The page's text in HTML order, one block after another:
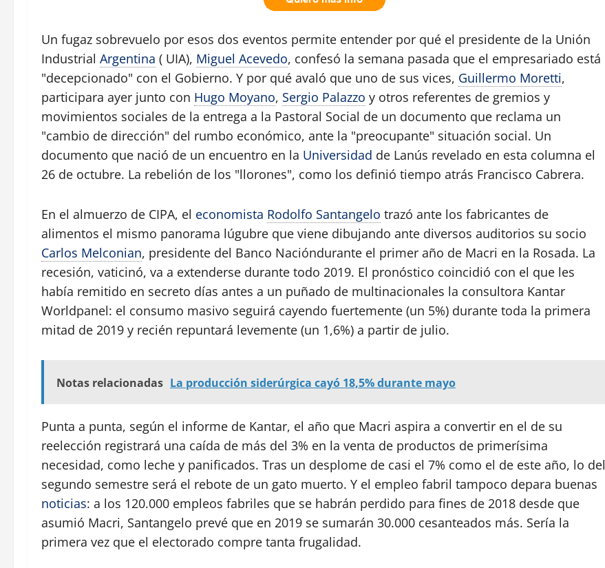
Un fugaz sobrevuelo por esos dos eventos permite entender por qué el presidente de la Unión
Industrial Argentina ( UIA), Miguel Acevedo, confesó la semana pasada que el empresariado está
"decepcionado" con el Gobierno. Y por qué avaló que uno de sus vices, Guillermo Moretti,
participara ayer junto con Hugo Moyano, Sergio Palazzo y otros referentes de gremios y
movimientos sociales de la entrega a la Pastoral Social de un documento que reclama un
"cambio de dirección" del rumbo económico, ante la "preocupante" situación social. Un
documento que nació de un encuentro en la Universidad de Lanús revelado en esta columna el
26 de octubre. La rebelión de los "llorones", como los definió tiempo atrás Francisco Cabrera.
En el almuerzo de CIPA, el economista Rodolfo Santangelo trazó ante los fabricantes de
alimentos el mismo panorama lúgubre que viene dibujando ante diversos auditorios su socio
Carlos Melconian, presidente del Banco Nacióndurante el primer año de Macri en la Rosada. La
recesión, vaticinó, va a extenderse durante todo 2019. El pronóstico coincidió con el que les
había remitido en secreto días antes a un puñado de multinacionales la consultora Kantar
Worldpanel: el consumo masivo seguirá cayendo fuertemente (un 5%) durante toda la primera
mitad de 2019 y recién repuntará levemente (un 1,6%) a partir de julio.
Notas relacionadas La producción siderúrgica cayó 18,5% durante mayo
Punta a punta, según el informe de Kantar, el año que Macri aspira a convertir en el de su
reelección registrará una caída de más del 3% en la venta de productos de primerísima
necesidad, como leche y panificados. Tras un desplome de casi el 7% como el de este año, lo del
segundo semestre será el rebote de un gato muerto. Y el empleo fabril tampoco depara buenas
noticias: a los 120.000 empleos fabriles que se habrán perdido para fines de 2018 desde que
asumió Macri, Santangelo prevé que en 2019 se sumarán 30.000 cesanteados más. Sería la
primera vez que el electorado compre tanta frugalidad.